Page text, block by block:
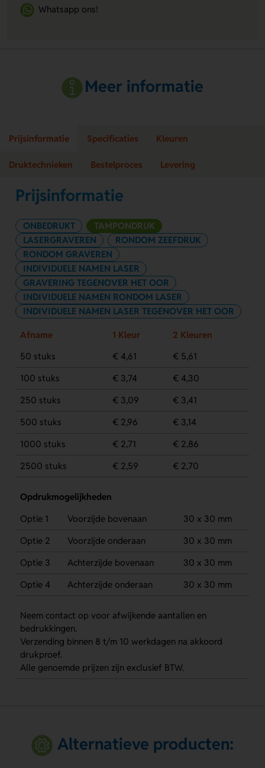
Whatsapp ons!
Meer informatie
Prijsinformatie Specificaties Kleuren
Druktechnieken Bestelproces Levering
Prijsinformatie
ONBEDRUKT
TAMPONDRUK
LASERGRAVEREN
RONDOM ZEEFDRUK
RONDOM GRAVEREN
INDIVIDUELE NAMEN LASER
GRAVERING TEGENOVER HET OOR
INDIVIDUELE NAMEN RONDOM LASER
INDIVIDUELE NAMEN LASER TEGENOVER HET OOR
Afname 1 Kleur
2 Kleuren
50 stuks
€ 4,61
€ 5,61
100 stuks
€ 3,74
€ 4,30
250 stuks
€ 3,09
€ 3,41
500 stuks
€ 2,96
€ 3,14
1000 stuks
€ 2,71
€ 2,86
2500 stuks
€ 2,59 € 2,70
Opdrukmogelijkheden
Optie 1
Voorzijde bovenaan
30 x 30 mm
Optie 2
Voorzijde onderaan
30 x 30 mm
Optie 3
Achterzijde bovenaan
30 x 30 mm
Optie 4
Achterzijde onderaan 30 x 30 mm
Neem contact op voor afwijkende aantallen en
bedrukkingen.
Verzending binnen 8 t/m 10 werkdagen na akkoord
drukproef.
Alle genoemde prijzen zijn exclusief BTW.
Alternatieve producten: